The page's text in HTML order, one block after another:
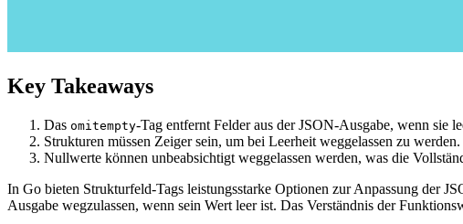
Key Takeaways
Das omitempty-Tag entfernt Felder aus der JSON-Ausgabe, wenn sie
Strukturen müssen Zeiger sein, um bei Leerheit weggelassen zu werden.
Nullwerte können unbeabsichtigt weggelassen werden, was die
In Go bieten Strukturfeld-Tags leistungsstarke Optionen zur Anpassung der
Ausgabe wegzulassen, wenn sein Wert leer ist. Das Verständnis der